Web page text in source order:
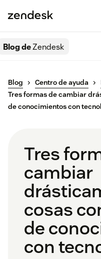
Blog deZendesk
Blog Centro de ayuda
Tres formas de cambiar
de conocimientos con
Tres
cambiar
cosas
de
con